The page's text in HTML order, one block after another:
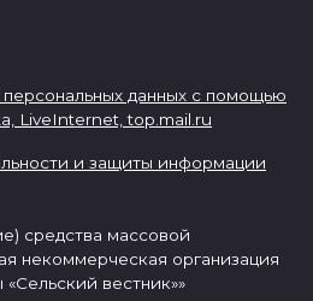
данных с помощью
LiveInternet,top.mail.ru
и защиты информации
средства массовой
некоммерческая организация
вестник»»